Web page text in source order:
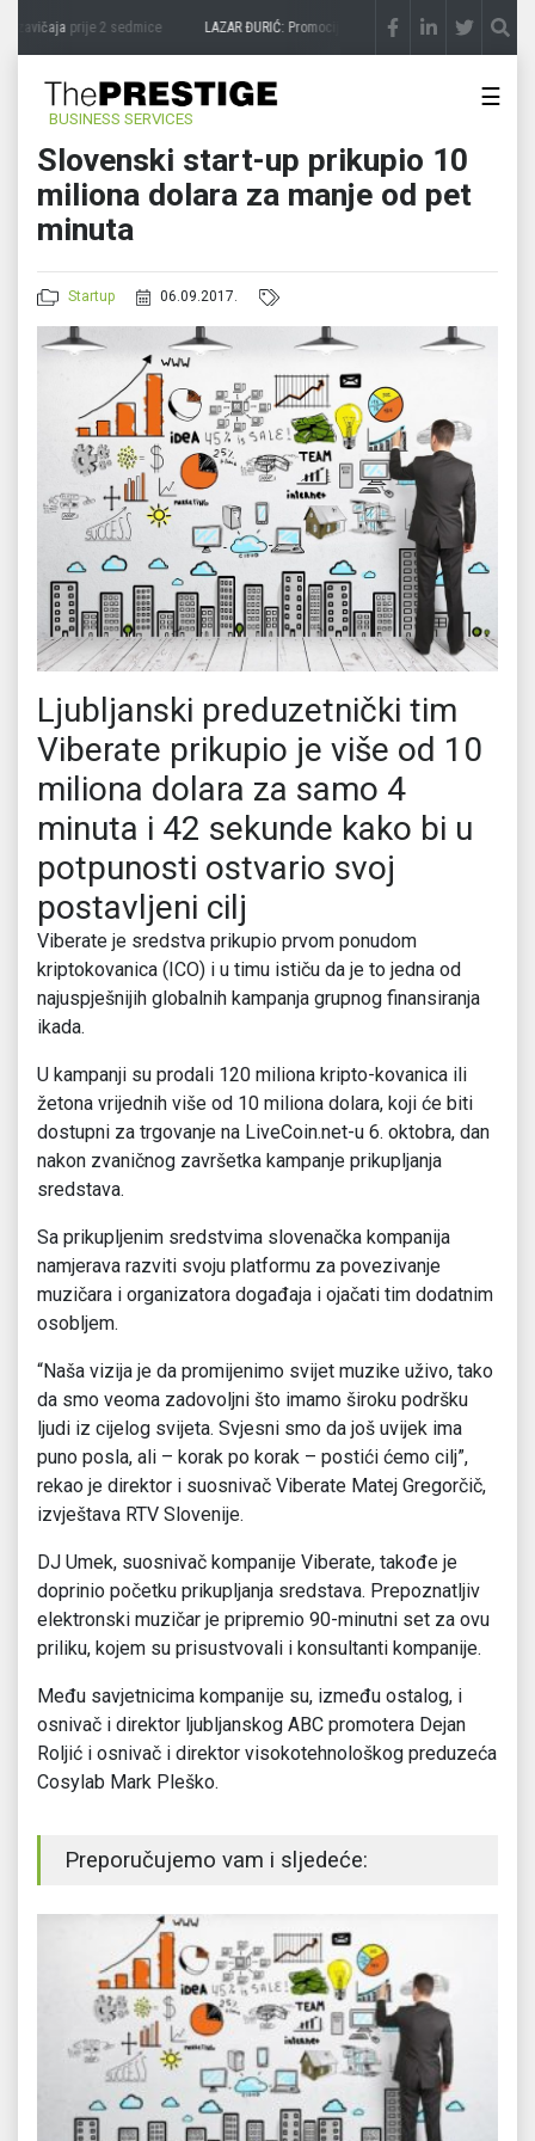
zavičajaprije 2 sedmice LAZAR ĐURIĆ: Promocija potencijal pretvara u destinaciju
BUSINESS SERVICES
☰
Slovenski start-up prikupio 10
miliona dolara za manje od pet
minuta
Startup 06.09.2017.
Ljubljanski preduzetnički tim
Viberate prikupio je više od 10
miliona dolara za samo 4
minuta i 42 sekunde kako bi u
potpunosti ostvario svoj
postavljeni cilj
Viberate je sredstva prikupio prvom ponudom
kriptokovanica (ICO) i u timu ističu da je to jedna od
najuspješnijih globalnih kampanja grupnog finansiranja
ikada.
U kampanji su prodali 120 miliona kripto-kovanica ili
žetona vrijednih više od 10 miliona dolara, koji će biti
dostupni za trgovanje na LiveCoin.net-u 6. oktobra, dan
nakon zvaničnog završetka kampanje prikupljanja
sredstava.
Sa prikupljenim sredstvima slovenačka kompanija
namjerava razviti svoju platformu za povezivanje
muzičara i organizatora događaja i ojačati tim dodatnim
osobljem.
“Naša vizija je da promijenimo svijet muzike uživo, tako
da smo veoma zadovoljni što imamo široku podršku
ljudi iz cijelog svijeta. Svjesni smo da još uvijek ima
puno posla, ali – korak po korak – postići ćemo cilj”,
rekao je direktor i suosnivač Viberate Matej Gregorčič,
izvještava RTV Slovenije.
DJ Umek, suosnivač kompanije Viberate, takođe je
doprinio početku prikupljanja sredstava. Prepoznatljiv
elektronski muzičar je pripremio 90-minutni set za ovu
priliku, kojem su prisustvovali i konsultanti kompanije.
Među savjetnicima kompanije su, između ostalog, i
osnivač i direktor ljubljanskog ABC promotera Dejan
Roljić i osnivač i direktor visokotehnološkog preduzeća
Cosylab Mark Pleško.
Preporučujemo vam i sljedeće: